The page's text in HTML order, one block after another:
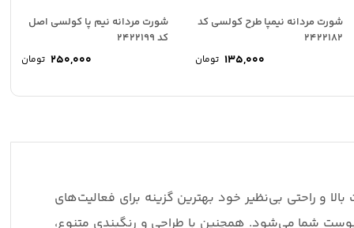
شورت مردانه نیمپا طرح کولسی کد
2422182
۱۳۵,۰۰۰ تومان
شورت مردانه نیم پا کولسی اصل
کد 2422199
۲۵۰,۰۰۰ تومان
و راحتی بی‌نظیر خود بهترین گزینه برای فعالیت‌های
شما می‌شود. همچنین با طراحی و رنگبندی متنوع،